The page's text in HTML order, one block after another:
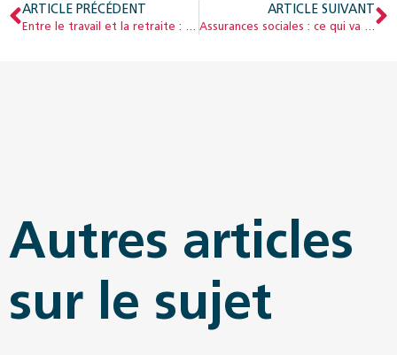
ARTICLE PRÉCÉDENT ARTICLE SUIVANT
Autres articles
sur le sujet